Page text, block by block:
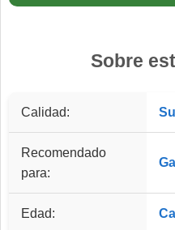
Sobre
Calidad:
Recomendado
para:
Edad: